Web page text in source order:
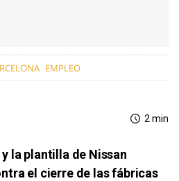
EMPLEO
2 min
la plantilla de Nissan
el cierre de las fábricas